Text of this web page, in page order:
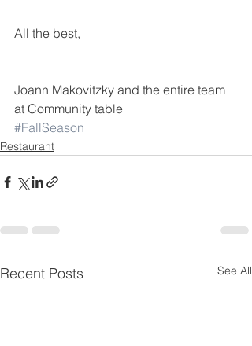
All the best,
Joann Makovitzky and the entire team
at Community table
#FallSeason
Restaurant
Recent Posts See All